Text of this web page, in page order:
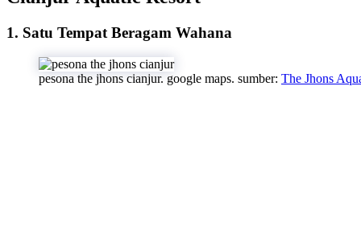
1. Satu Tempat Beragam Wahana
pesona the jhons cianjur. google maps. sumber: The Jhons